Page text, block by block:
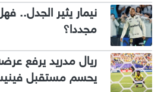
نيمار يثير الجدل..
مجددا؟
ريال مدريد يرفع
يحسم مستقبل